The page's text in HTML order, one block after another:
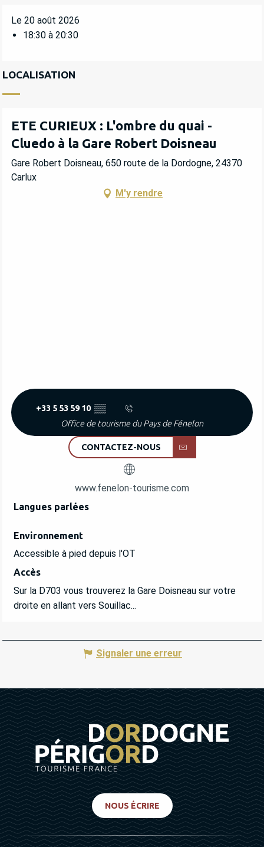
Le 20 août 2026
18:30 à 20:30
LOCALISATION
ETE CURIEUX : L'ombre du quai -
Cluedo à la Gare Robert Doisneau
Gare Robert Doisneau, 650 route de la Dordogne, 24370
Carlux
M'y rendre
+33 5 53 59 10 ▒▒
Office de tourisme du Pays de Fénelon
CONTACTEZ-NOUS
www.fenelon-tourisme.com
Langues parlées
Langues parlées
Environnement
Environnement
Accessible à pied depuis l'OT
Accès
Accès
Sur la D703 vous trouverez la Gare Doisneau sur votre
droite en allant vers Souillac...
Signaler une erreur
NOUS ÉCRIRE